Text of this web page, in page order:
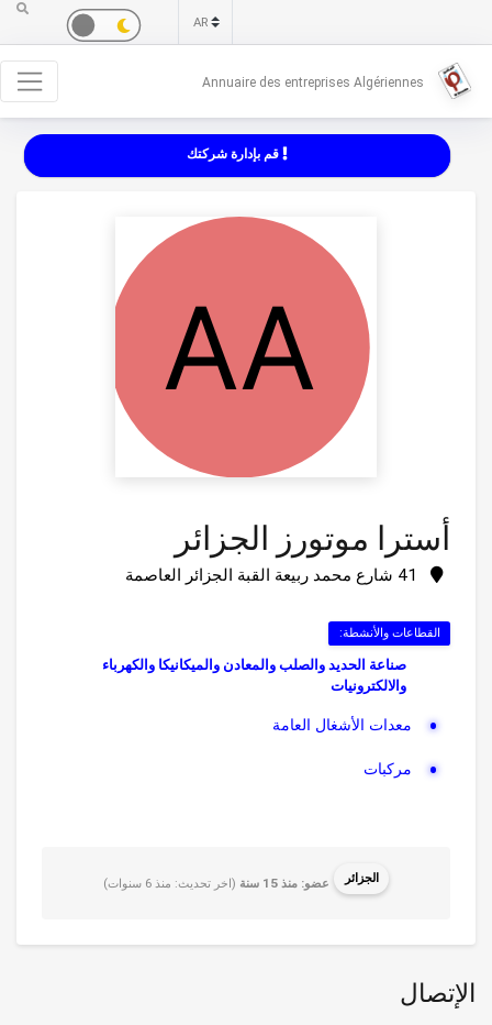
Annuaire des entreprises Algériennes
قم بإدارة شركتك
أسترا موتورز الجزائر
القطاعات والأنشطة:
صناعة الحديد والصلب والمعادن والميكانيكا والكهرباء
والالكترونيات
معدات الأشغال العامة
مركبات
الجزائر عضو: منذ 15 سنة (اخر تحديث: منذ 6 سنوات)
الإتصال